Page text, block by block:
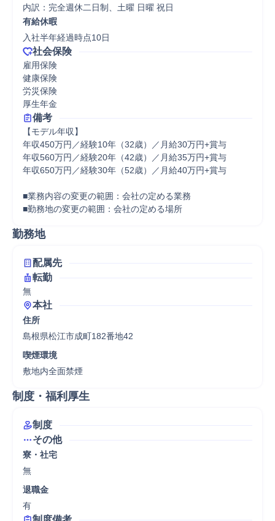
内訳：完全週休二日制、土曜 日曜 祝日
有給休暇
入社半年経過時点10日
社会保険
雇用保険
健康保険
労災保険
厚生年金
備考
【モデル年収】
年収450万円／経験10年（32歳）／月給30万円+賞与
年収560万円／経験20年（42歳）／月給35万円+賞与
年収650万円／経験30年（52歳）／月給40万円+賞与
■業務内容の変更の範囲：会社の定める業務
■勤務地の変更の範囲：会社の定める場所
勤務地
配属先
転勤
無
本社
住所
島根県松江市成町182番地42
喫煙環境
敷地内全面禁煙
制度・福利厚生
制度
その他
寮・社宅
無
退職金
有